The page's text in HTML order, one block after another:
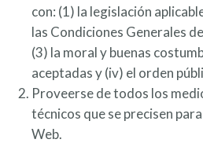
con: (1) la legislación
las Condiciones Generales
(3) la moral y buenas
aceptadas y (iv) el orden
Proveerse de todos los
técnicos que se precisen
Web.